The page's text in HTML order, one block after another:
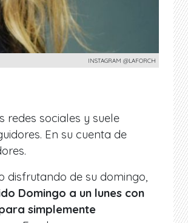
INSTAGRAM @LAFORCH
redes sociales y suele
En su cuenta de
de su domingo,
Domingo a un lunes con
simplemente